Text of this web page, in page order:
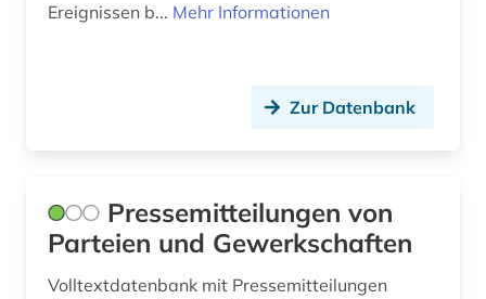
interpellation (1)
japan (1)
journalismus (1)
judaistik (1)
Ereignissen b... Mehr Informationen
Zur Datenbank
Pressemitteilungen von
Parteien und Gewerkschaften
Volltextdatenbank mit Pressemitteilungen